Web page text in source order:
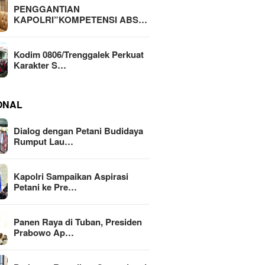
PENGGANTIAN
KAPOLRI”KOMPETENSI ABS…
Kodim 0806/Trenggalek Perkuat
Karakter S…
Dialog dengan Petani Budidaya
Rumput Lau…
Kapolri Sampaikan Aspirasi
Petani ke Pre…
Panen Raya di Tuban, Presiden
Prabowo Ap…